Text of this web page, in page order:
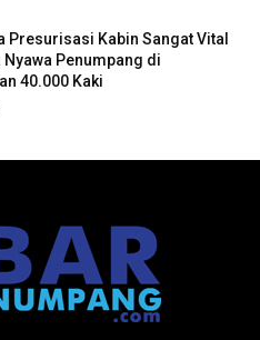
Presurisasi Kabin Sangat Vital
Nyawa Penumpang di
40.000 Kaki